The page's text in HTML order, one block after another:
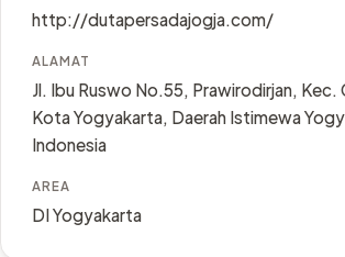
http://dutapersadajogja.com/
ALAMAT
Jl. Ibu Ruswo No.55, Prawirodirjan, Kec.
Kota Yogyakarta, Daerah Istimewa
Indonesia
AREA
DI Yogyakarta